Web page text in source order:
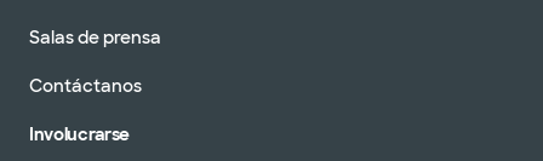
Salas de prensa
Contáctanos
Involucrarse